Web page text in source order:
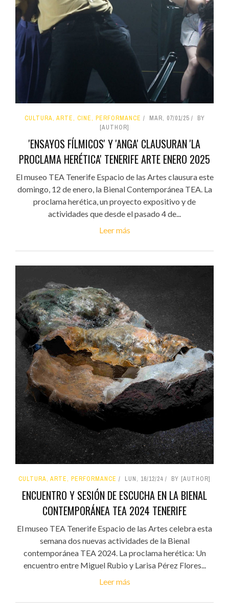
CULTURA, ARTE, CINE, PERFORMANCE MAR, 07/01/25
BY
[AUTHOR]
'ENSAYOS FÍLMICOS' Y 'ANGA' CLAUSURAN 'LA
PROCLAMA HERÉTICA' TENERIFE ARTE ENERO 2025
El museo TEA Tenerife Espacio de las Artes clausura este
domingo, 12 de enero, la Bienal Contemporánea TEA. La
proclama herética, un proyecto expositivo y de
actividades que desde el pasado 4 de...
Leer más
CULTURA, ARTE, PERFORMANCE LUN, 16/12/24 BY [AUTHOR]
ENCUENTRO Y SESIÓN DE ESCUCHA EN LA BIENAL
CONTEMPORÁNEA TEA 2024 TENERIFE
El museo TEA Tenerife Espacio de las Artes celebra esta
semana dos nuevas actividades de la Bienal
contemporánea TEA 2024. La proclama herética: Un
encuentro entre Miguel Rubio y Larisa Pérez Flores...
Leer más